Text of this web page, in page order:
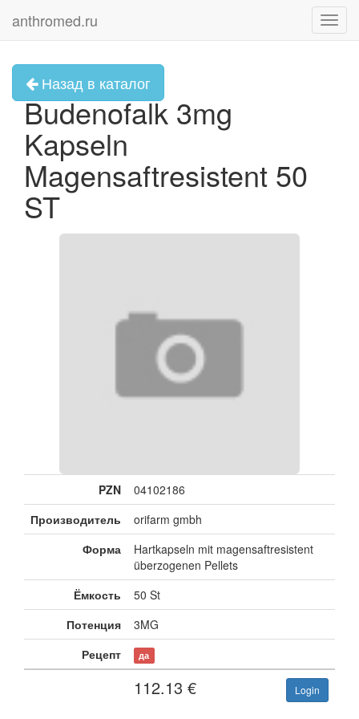
anthromed.ru
Назад в каталог
Budenofalk 3mg
Kapseln
Magensaftresistent 50
ST
PZN
04102186
Производитель
orifarm gmbh
Форма
Hartkapseln mit magensaftresistent
überzogenen Pellets
Ёмкость
50 St
Потенция
3MG
Рецепт
да
112.13 € Login